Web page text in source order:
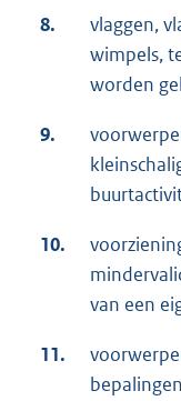
8.
vlaggen,
wimpels,
worden
9.
10.
van een
11.